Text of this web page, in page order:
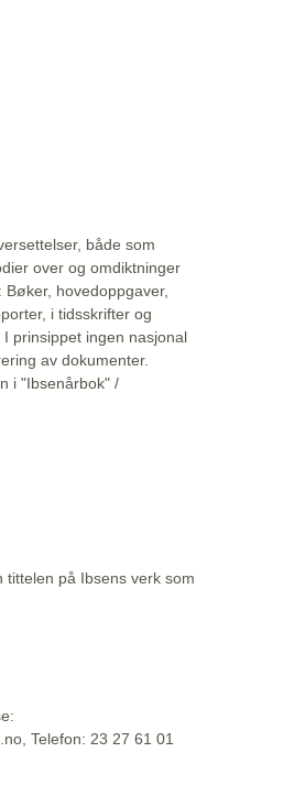
både som
over og omdiktninger
hovedoppgaver,
i tidsskrifter og
prinsippet ingen nasjonal
av dokumenter.
i "Ibsenårbok" /
på Ibsens verk som
Telefon: 23 27 61 01